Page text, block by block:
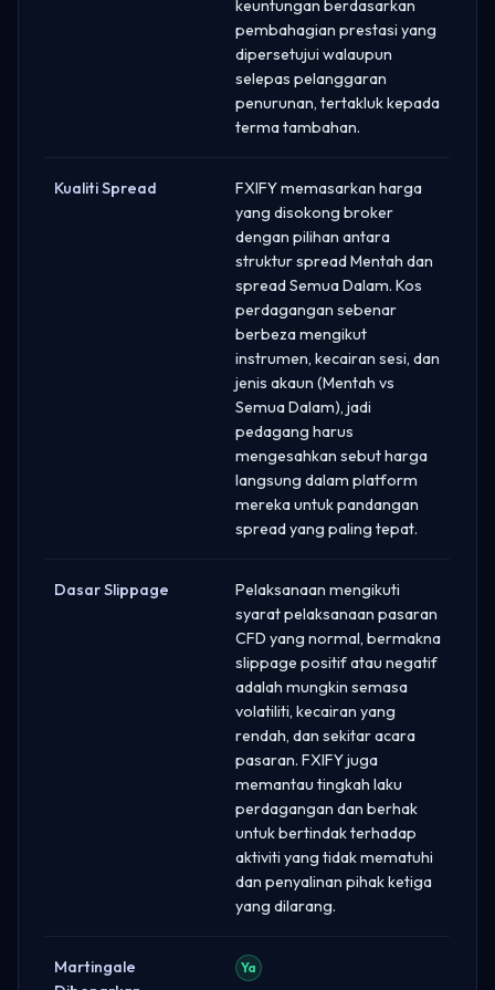
keuntungan berdasarkan
pembahagian prestasi yang
dipersetujui walaupun
selepas pelanggaran
penurunan, tertakluk kepada
terma tambahan.
Kualiti Spread
FXIFY memasarkan harga
yang disokong broker
dengan pilihan antara
struktur spread Mentah dan
spread Semua Dalam. Kos
perdagangan sebenar
berbeza mengikut
instrumen, kecairan sesi, dan
jenis akaun (Mentah vs
Semua Dalam), jadi
pedagang harus
mengesahkan sebut harga
langsung dalam platform
mereka untuk pandangan
spread yang paling tepat.
Dasar Slippage
Pelaksanaan mengikuti
syarat pelaksanaan pasaran
CFD yang normal, bermakna
slippage positif atau negatif
adalah mungkin semasa
volatiliti, kecairan yang
rendah, dan sekitar acara
pasaran. FXIFY juga
memantau tingkah laku
perdagangan dan berhak
untuk bertindak terhadap
aktiviti yang tidak mematuhi
dan penyalinan pihak ketiga
yang dilarang.
Martingale
Ya